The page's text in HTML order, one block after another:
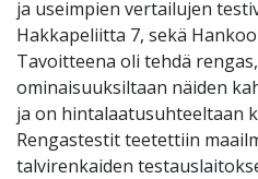
ja useimpien vertailujen
Hakkapeliitta 7, sekä
Tavoitteena oli tehdä
ominaisuuksiltaan näiden
ja on hintalaatusuhteeltaan
Rengastestit teetettiin
talvirenkaiden